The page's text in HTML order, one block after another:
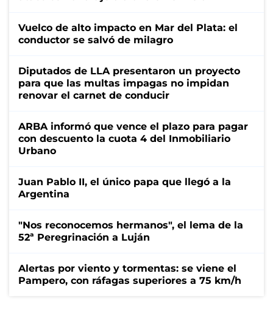
Vuelco de alto impacto en Mar del Plata: el
conductor se salvó de milagro
Diputados de LLA presentaron un proyecto
para que las multas impagas no impidan
renovar el carnet de conducir
ARBA informó que vence el plazo para pagar
con descuento la cuota 4 del Inmobiliario
Urbano
Juan Pablo II, el único papa que llegó a la
Argentina
"Nos reconocemos hermanos", el lema de la
52ª Peregrinación a Luján
Alertas por viento y tormentas: se viene el
Pampero, con ráfagas superiores a 75 km/h